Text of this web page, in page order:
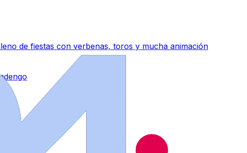
de fiestas con verbenas, toros y mucha animación